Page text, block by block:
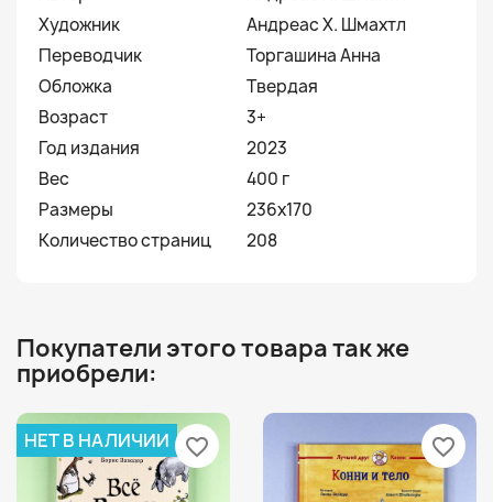
Художник
Андреас Х. Шмахтл
Переводчик
Торгашина Анна
Обложка
Твердая
Возраст
3+
Год издания
2023
Вес
400 г
Размеры
236x170
Количество страниц
208
Покупатели этого товара так же
приобрели:
НЕТ В НАЛИЧИИ favorite_border favorite_border